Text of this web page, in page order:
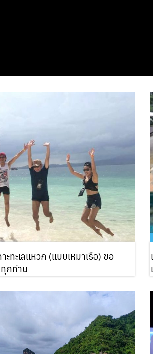
ะทะเลแหวก (แบบเหมาเรือ) ขอ
กท่าน